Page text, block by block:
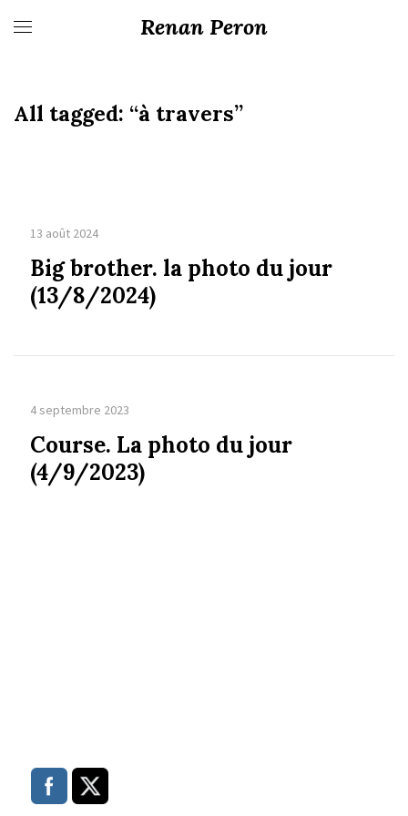
Renan Peron
All tagged: “à travers”
13 août 2024
Big brother. la photo du jour
(13/8/2024)
4 septembre 2023
Course. La photo du jour
(4/9/2023)